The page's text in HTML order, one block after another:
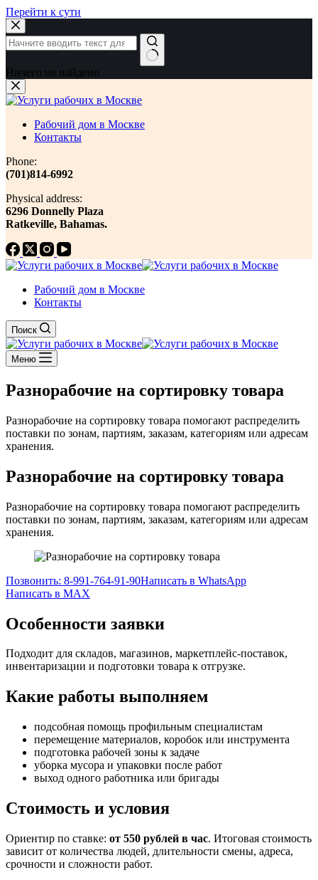
Перейти к сути
Ничего не найдено
Рабочий дом в Москве
Контакты
Phone:
(701)814-6992
Physical address:
​6296 Donnelly Plaza
Ratkeville, ​Bahamas.
Рабочий дом в Москве
Контакты
Поиск
Меню
Разнорабочие на сортировку товара
Разнорабочие на сортировку товара помогают распределить
поставки по зонам, партиям, заказам, категориям или адресам
хранения.
Разнорабочие на сортировку товара
Разнорабочие на сортировку товара помогают распределить
поставки по зонам, партиям, заказам, категориям или адресам
хранения.
Позвонить: 8-991-764-91-90Написать в WhatsApp
Написать в MAX
Особенности заявки
Подходит для складов, магазинов, маркетплейс-поставок,
инвентаризации и подготовки товара к отгрузке.
Какие работы выполняем
подсобная помощь профильным специалистам
перемещение материалов, коробок или инструмента
подготовка рабочей зоны к задаче
уборка мусора и упаковки после работ
выход одного работника или бригады
Стоимость и условия
Ориентир по ставке: от 550 рублей в час. Итоговая стоимость
зависит от количества людей, длительности смены, адреса,
срочности и сложности работ.